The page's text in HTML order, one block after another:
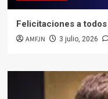
Felicitaciones a
AMFJN 3 julio, 2026